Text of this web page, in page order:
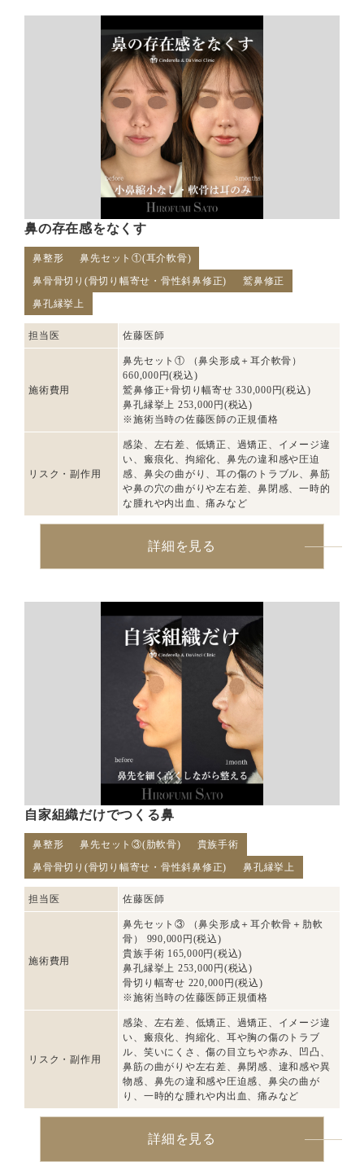
鼻の存在感をなくす
鼻整形
鼻先セット①(耳介軟骨)
鼻骨骨切り(骨切り幅寄せ・骨性斜鼻修正)
鷲鼻修正
鼻孔縁挙上
担当医 佐藤医師
施術費用
鼻先セット① （鼻尖形成＋耳介軟骨）
660,000円(税込)
鷲鼻修正+骨切り幅寄せ 330,000円(税込)
鼻孔縁挙上 253,000円(税込)
※施術当時の佐藤医師の正規価格
リスク・副作用
感染、左右差、低矯正、過矯正、イメージ違
い、瘢痕化、拘縮化、鼻先の違和感や圧迫
感、鼻尖の曲がり、耳の傷のトラブル、鼻筋
や鼻の穴の曲がりや左右差、鼻閉感、一時的
な腫れや内出血、痛みなど
詳細を見る
自家組織だけでつくる鼻
鼻整形 鼻先セット③(肋軟骨)
貴族手術
鼻骨骨切り(骨切り幅寄せ・骨性斜鼻修正)
鼻孔縁挙上
担当医 佐藤医師
施術費用
鼻先セット③ （鼻尖形成＋耳介軟骨＋肋軟
骨） 990,000円(税込)
貴族手術 165,000円(税込)
鼻孔縁挙上 253,000円(税込)
骨切り幅寄せ 220,000円(税込)
※施術当時の佐藤医師正規価格
リスク・副作用
感染、左右差、低矯正、過矯正、イメージ違
い、瘢痕化、拘縮化、耳や胸の傷のトラブ
ル、笑いにくさ、傷の目立ちや赤み、凹凸、
鼻筋の曲がりや左右差、鼻閉感、違和感や異
物感、鼻先の違和感や圧迫感、鼻尖の曲が
り、一時的な腫れや内出血、痛みなど
詳細を見る